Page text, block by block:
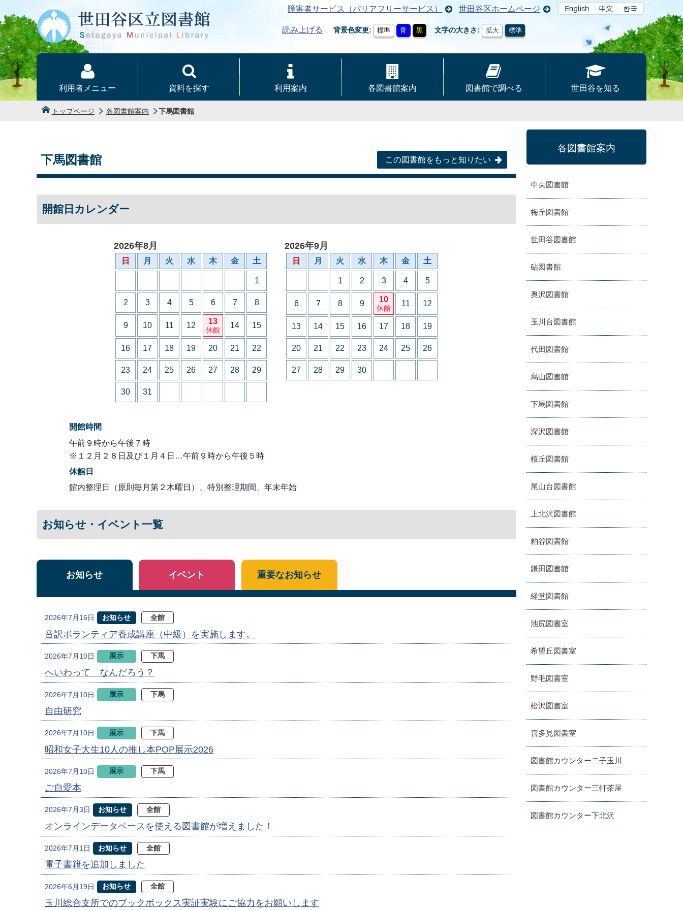
本文へ
障害者サービス（バリアフリーサービス） 世田谷区ホームページ
読み上げる 背景色変更 標準 青 黒 文字の大きさ 拡大 標準
利用者メニュー 資料を探す 利用案内 各図書館案内 図書館で調べる 世田谷を知る
トップページ 各図書館案内 下馬図書館
下馬図書館 この図書館をもっと知りたい
開館日カレンダー
2026年8月
日 月 火 水 木 金 土
1
2 3 4 5 6 7 8
9 10 11 12 13
休館
14 15
16 17 18 19 20 21 22
23 24 25 26 27 28 29
30 31
2026年9月
日 月 火 水 木 金 土
1 2 3 4 5
6 7 8 9 10
休館
11 12
13 14 15 16 17 18 19
20 21 22 23 24 25 26
27 28 29 30
開館時間
午前９時から午後７時
※１２月２８日及び１月４日…午前９時から午後５時
休館日
館内整理日（原則毎月第２木曜日）、特別整理期間、年末年始
お知らせ・イベント一覧
お知らせ
2026年7月16日 お知らせ 全館
音訳ボランティア養成講座（中級）を実施します。
2026年7月10日 展示 下馬
へいわって なんだろう？
2026年7月10日 展示 下馬
自由研究
2026年7月10日 展示 下馬
昭和女子大生10人の推し本POP展示2026
2026年7月10日 展示 下馬
ご自愛本
2026年7月3日 お知らせ 全館
オンラインデータベースを使える図書館が増えました！
2026年7月1日 お知らせ 全館
電子書籍を追加しました
2026年6月19日 お知らせ 全館
玉川総合支所でのブックボックス実証実験にご協力をお願いします
イベント 重要なお知らせ
各図書館案内
中央図書館
梅丘図書館
世田谷図書館
砧図書館
奥沢図書館
玉川台図書館
代田図書館
烏山図書館
下馬図書館
深沢図書館
桜丘図書館
尾山台図書館
上北沢図書館
粕谷図書館
鎌田図書館
経堂図書館
池尻図書室
希望丘図書室
野毛図書室
松沢図書室
喜多見図書室
図書館カウンター二子玉川
図書館カウンター三軒茶屋
図書館カウンター下北沢